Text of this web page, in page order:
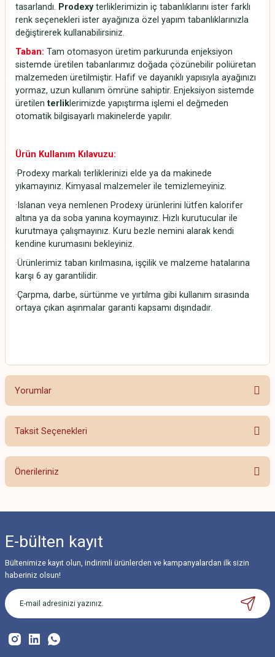
tasarlandı. Prodexyterliklerimizin iç tabanlıklarını ister farklı
renk seçenekleri ister ayağınıza özel yapım tabanlıklarınızla
değiştirerek kullanabilirsiniz.
Taban: Tam otomasyon üretim parkurunda enjeksiyon
sistemde üretilen tabanlarımız doğada çözünebilir poliüretan
malzemeden üretilmiştir. Hafif ve dayanıklı yapısıyla ayağınızı
yormaz, uzun kullanım ömrüne sahiptir. Enjeksiyon sistemde
üretilenterliklerimizde yapıştırma işlemi el değmeden
otomatik bilgisayarlı makinelerde yapılır.
Ürün Kullanım Kılavuzu:
·Prodexy markalı terliklerinizi elde ya da makinede
yıkamayınız. Kimyasal malzemeler ile temizlemeyiniz.
·Islanan veya nemlenen Prodexy ürünlerini lütfen kalorifer
altına ya da soba yanına koymayınız. Hızlı kurutucular ile
kurutmaya çalışmayınız. Kuru bezle nemini alarak kendi
kendine kurumasını bekleyiniz.
·Ürünlerimiz taban kırılmasına, işçilik ve malzeme hatalarına
karşı 6 ay garantilidir.
·Çarpma, darbe, sürtünme ve yırtılma gibi kullanım sırasında
ortaya çıkan aşınmalar garanti kapsamı dışındadır.
Yorumlar
Bu ürüne ilk yorumu siz yapın!
Taksit Seçenekleri
Önerileriniz
Görüş ve önerileriniz için teşekkür ederiz.
Ürün resmi kalitesiz, bozuk veya görüntülenemiyor.
Ürün açıklamasında eksik bilgiler bulunuyor.
Ürün bilgilerinde hatalar bulunuyor.
Bu ürüne benzer farklı alternatifler olmalı.
E-bülten kayıt
Bültenimize kayıt olun, indirimli ürünlerden ve kampanyalardan ilk sizin
haberiniz olsun!